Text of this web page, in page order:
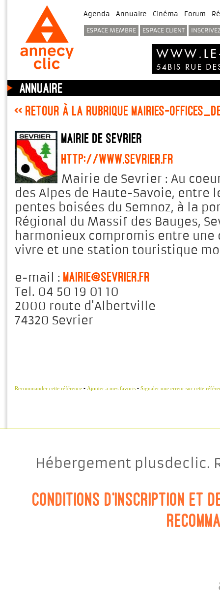
Agenda Annuaire Cinéma Forum
ESPACE MEMBRE ESPACE CLIENT
Annuaire
<< Retour à la rubrique Mairies-
Mairie de Sevrier
http://www.sevrier.fr
Mairie de Sevrier : Au
des Alpes de Haute-Savoie, entre
pentes boisées du Semnoz, à la
Régional du Massif des Bauges,
harmonieux compromis entre
vivre et une station touristique
e-mail : mairie@sevrier.fr
Tel. 04 50 19 01 10
2000 route d'Albertville
74320 Sevrier
Recommander cette référence - Ajouter a mes favoris - Signaler une erreur sur cette
Hébergement
Conditions d'inscription et